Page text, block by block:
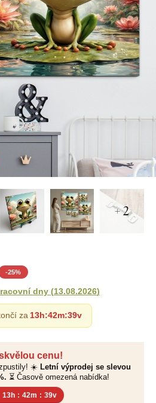
+ 2
cenu!
☀️ Letní výprodej se slevou
⏳ Časově omezená nabídka!
13h : 42m : 38v
-25%
dny (13.08.2026)
za 13h:42m:38v